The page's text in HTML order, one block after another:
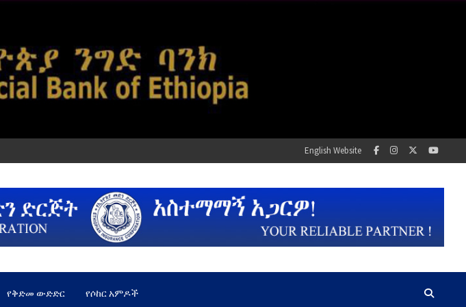
English Website
የቅድመ ውድድር የሶከር አምዶች